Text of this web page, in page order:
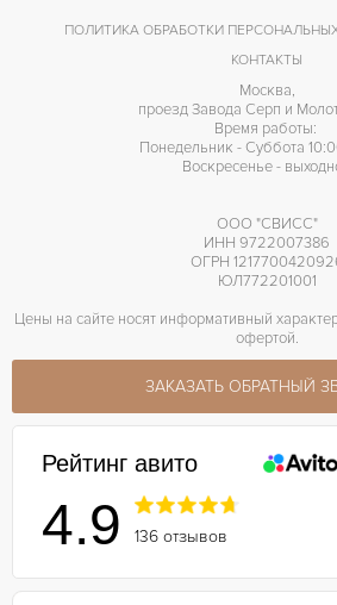
Люминесцентные стрелки, Хронометр,
ПОЛИТИКА ОБРАБОТКИ
КОНТАКТЫ
Москва,
проезд Завода Серп и
Время работы:
Понедельник - Суббота
Воскресенье -
ООО "СВИСС"
ИНН 9722007386
ОГРН
ЮЛ772201001
Цены на сайте носят информативный
офертой.
ЗАКАЗАТЬ ОБРАТНЫЙ
Рейтинг авито
4.9 136 отзывов